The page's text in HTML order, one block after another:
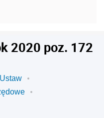
2020 poz. 172